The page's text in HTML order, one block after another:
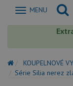
Zobrazit
MENU
KOUPELNOVÉ
Série Silia nerez